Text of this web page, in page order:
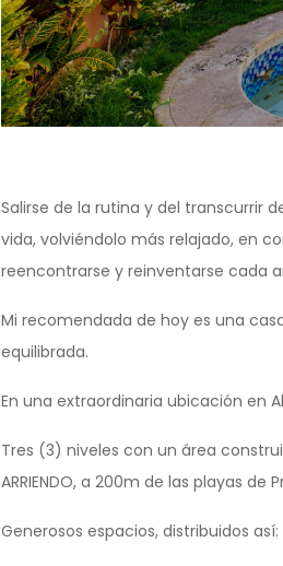
Salirse de la rutina y del transcurrir
vida, volviéndolo más relajado, en
reencontrarse y reinventarse cada
Mi recomendada de hoy es una
equilibrada.
En una extraordinaria ubicación en
Tres (3) niveles con un área
ARRIENDO, a 200m de las playas de
Generosos espacios, distribuidos así: